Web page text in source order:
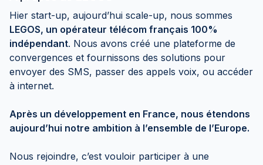
Hier start-up, aujourd’hui scale-up, nous sommes
LEGOS, un opérateur télécom français 100%
indépendant. Nous avons créé une plateforme de
convergences et fournissons des solutions pour
envoyer des SMS, passer des appels voix, ou accéder
à internet.
Après un développement en France, nous étendons
aujourd’hui notre ambition à l’ensemble de l’Europe.
Nous rejoindre, c’est vouloir participer à une